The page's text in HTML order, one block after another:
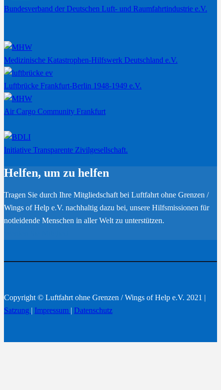
Bundesverband der Deutschen Luft- und Raumfahrtindustrie e.V.
Medizinische Katastrophen-Hilfswerk Deutschland e.V.
Luftbrücke Frankfurt-Berlin 1948-1949 e.V.
Air Cargo Community Frankfurt
Initiative Transparente Zivilgesellschaft.
Helfen, um zu helfen
Tragen Sie durch Ihre Mitgliedschaft bei Luftfahrt ohne Grenzen /
Wings of Help e.V. nachhaltig dazu bei, unsere Hilfsmissionen für
notleidende Menschen in aller Welt zu unterstützen.
Copyright © Luftfahrt ohne Grenzen / Wings of Help e.V. 2021 |
Satzung | Impressum | Datenschutz